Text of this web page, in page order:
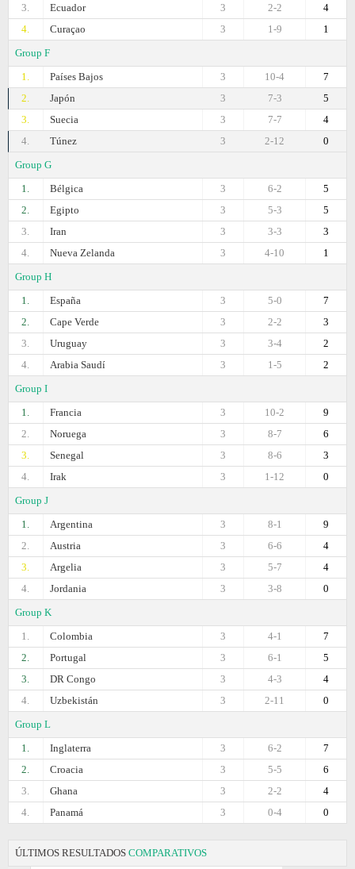
3.
Ecuador 4
2-2
3
4.
Curaçao 1
1-9
3
Group F
1.
Países Bajos 7
10-4
3
2.
Japón 5
7-3
3
3.
Suecia 4
7-7
3
4.
Túnez 0
2-12
3
Group G
1.
Bélgica 5
6-2
3
2.
Egipto 5
5-3
3
3.
Iran 3
3-3
3
4.
Nueva Zelanda 1
4-10
3
Group H
1.
España 7
5-0
3
2.
Cape Verde 3
2-2
3
3.
Uruguay 2
3-4
3
4.
Arabia Saudí 2
1-5
3
Group I
1.
Francia 9
10-2
3
2.
Noruega 6
8-7
3
3.
Senegal 3
8-6
3
4.
Irak 0
1-12
3
Group J
1.
Argentina 9
8-1
3
2.
Austria 4
6-6
3
3.
Argelia 4
5-7
3
4.
Jordania 0
3-8
3
Group K
1.
Colombia 7
4-1
3
2.
Portugal 5
6-1
3
3.
DR Congo 4
4-3
3
4.
Uzbekistán 0
2-11
3
Group L
1.
Inglaterra 7
6-2
3
2.
Croacia 6
5-5
3
3.
Ghana 4
2-2
3
4.
Panamá 0
0-4
3
ÚLTIMOS RESULTADOS COMPARATIVOS